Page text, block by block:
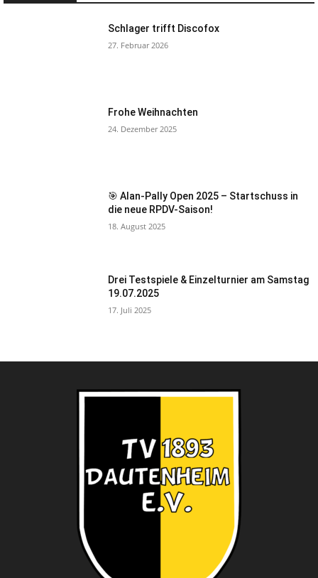
Schlager trifft Discofox
27. Februar 2026
Frohe Weihnachten
24. Dezember 2025
🎯 Alan-Pally Open 2025 – Startschuss in
die neue RPDV-Saison!
18. August 2025
Drei Testspiele & Einzelturnier am Samstag
19.07.2025
17. Juli 2025